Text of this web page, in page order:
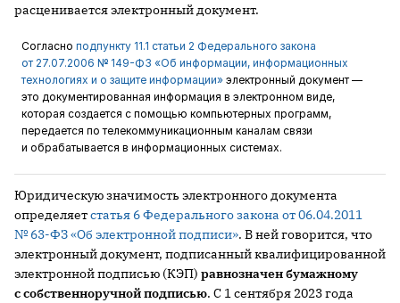
расценивается электронный документ.
Согласно подпункту 11.1 статьи 2 Федерального закона
от 27.07.2006 № 149-ФЗ «Об информации, информационных
технологиях и о защите информации» электронный документ —
это документированная информация в электронном виде,
которая создается с помощью компьютерных программ,
передается по телекоммуникационным каналам связи
и обрабатывается в информационных системах.
Юридическую значимость электронного документа
определяетстатья 6 Федерального закона от 06.04.2011
№ 63-ФЗ «Об электронной подписи». В ней говорится, что
электронный документ, подписанный квалифицированной
электронной подписью (КЭП) равнозначен бумажному
с собственноручной подписью. С 1 сентября 2023 года